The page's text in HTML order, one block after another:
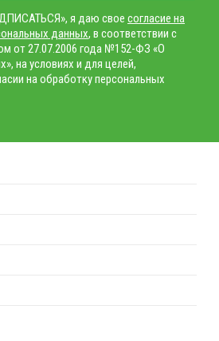
я даю свое согласие на
данных, в соответствии с
от 27.07.2006 года №152-ФЗ «О
на условиях и для целей,
на обработку персональных